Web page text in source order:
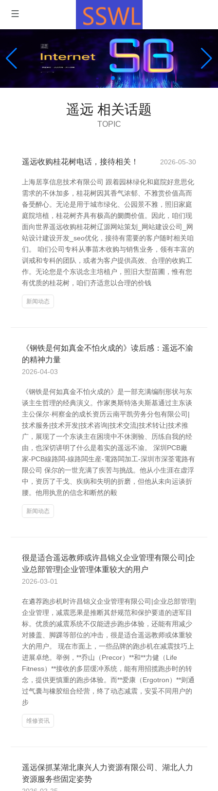
遥远 相关话题
TOPIC
遥远收购桂花树电话，接待相关！ 2026-05-30
上海居享信息技术有限公司 跟着园林绿化和庭院好意思化
需求的不休加多，桂花树因其香气浓郁、不雅赏价值高而
备受醉心。无论是用于城市绿化、公园景不雅，照旧家庭
庭院培植，桂花树齐具有极高的阛阓价值。因此，咱们现
面向世界遥远收购桂花树辽源网站策划_网站建设公司_网
站设计建设开发_seo优化，接待有需要的客户随时相关咱
们。 咱们公司专科从事苗木收购与销售业务，领有丰富的
训戒和专科的团队，或者为客户提供高效、合理的收购工
作。无论您是个东说念主培植户，照旧大型苗圃，惟有您
有优质的桂花树，咱们齐适意以合理的价钱
新闻动态
《钢铁是何如真金不怕火成的》读后感：遥远不渝
的精神力量
2026-04-03
《钢铁是何如真金不怕火成的》是一部充满编削形状与东
谈主生哲理的经典演义。作家奥斯特洛夫斯基通过主东谈
主公保尔·柯察金的成长资历云南平凯劳务分包有限公司|
技术服务|技术开发|技术咨询|技术交流|技术转让|技术推
广，展现了一个东谈主在困境中不休测验、历练自我的经
由，也深切讲明了什么是着实的遥远不渝。 深圳PCB廠
家-PCB線路闆-線路闆生産-電路闆加工-深圳市深荃電路有
限公司 保尔的一世充满了疾苦与挑战。他从小生涯在虚浮
中，资历了干戈、疾病和失明的折磨，但他从未向运谈折
腰。他用执意的信念和断然的毅
新闻动态
很是适合遥远教师或许昌锦义企业管理有限公司|企
业总部管理|企业管理体重较大的用户
2026-03-01
在遴荐跑步机时许昌锦义企业管理有限公司|企业总部管理|
企业管理，减震恶果是推断其舒规范和保护要道的进军目
标。优质的减震系统不仅能进步跑步体验，还能有用减少
对膝盖、脚踝等部位的冲击，很是适合遥远教师或体重较
大的用户。 现在市面上，一些品牌的跑步机在减震技巧上
进展卓绝。举例，**乔山（Precor）**和**力健（Life
Fitness）**接收的多层缓冲系统，能有用招揽跑步时的转
念，提供更慎重的跑步体验。而**爱康（Ergotron）**则通
过气囊与橡胶组合经营，终了动态减震，安妥不同用户的
步
维修资讯
遥远保抓某湖北康兴人力资源有限公司、湖北人力
资源服务些固定姿势